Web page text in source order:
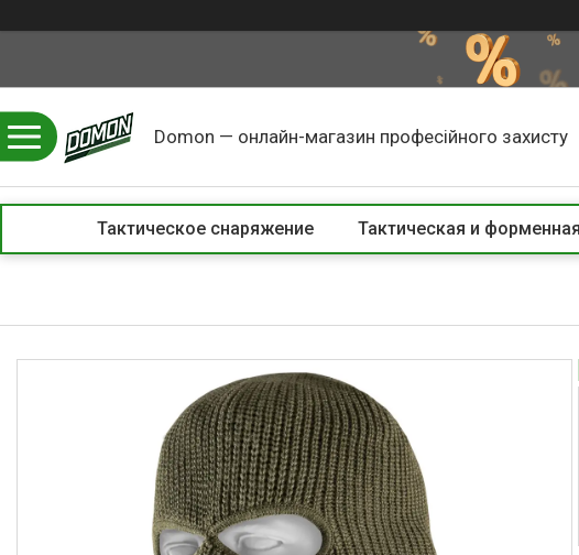
Domon — онлайн-магазин професійного захисту
Тактическое снаряжение Тактическая и